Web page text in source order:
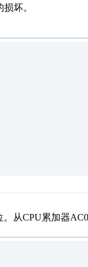
坏。
。从CPU累加器